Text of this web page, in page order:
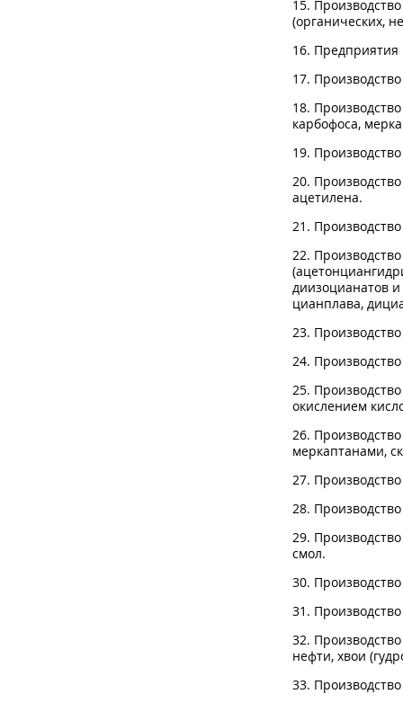
15.
(органических,
16. Предприятия
17.
18.
карбофоса,
19.
20.
ацетилена.
21.
22.
диизоцианатов
цианплава,
23.
24.
25.
окислением
26.
меркаптанами,
27.
28.
29.
смол.
30.
31.
32.
нефти, хвои
33.